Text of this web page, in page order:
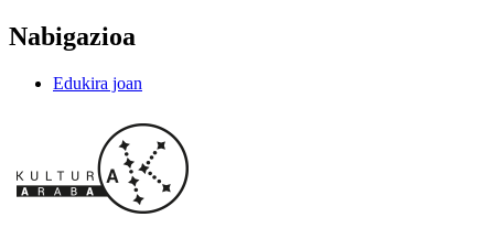
Nabigazioa
Edukira joan